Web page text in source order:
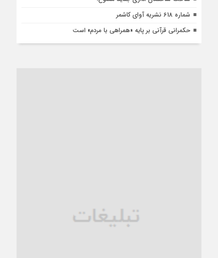
شماره 618 نشریه آوای کاشمر
حکمرانی قرآنی بر پایه «همراهی با مردم» است